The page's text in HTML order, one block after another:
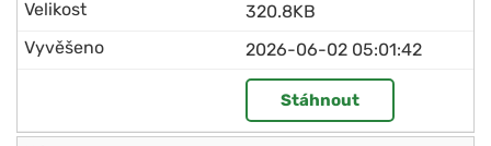
320.8KB
2026-06-02 05:01:42
Stáhnout